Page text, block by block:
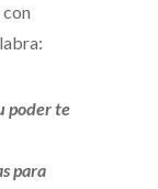
poder te
para